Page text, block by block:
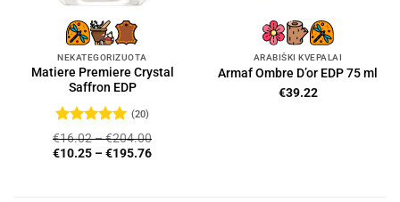
NEKATEGORIZUOTA
Matiere Premiere Crystal
Saffron EDP
Įvertinimas:
4.95iš 5
(20)
€16.02–€204.00
€10.25 –€195.76
ARABIŠKI KVEPALAI
Armaf Ombre D’or EDP 75 ml
€39.22